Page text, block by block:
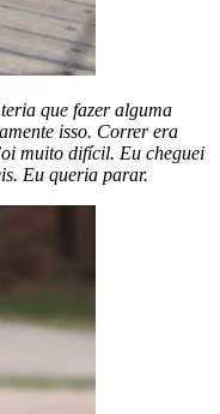
que fazer alguma
isso. Correr era
muito difícil. Eu cheguei
Eu queria parar.